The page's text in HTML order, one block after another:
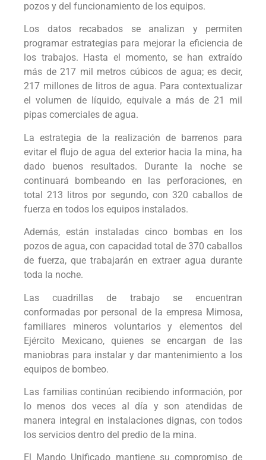
pozos y del funcionamiento de los equipos.
Los datos recabados se analizan y permiten
programar estrategias para mejorar la eficiencia de
los trabajos. Hasta el momento, se han extraído
más de 217 mil metros cúbicos de agua; es decir,
217 millones de litros de agua. Para contextualizar
el volumen de líquido, equivale a más de 21 mil
pipas comerciales de agua.
La estrategia de la realización de barrenos para
evitar el flujo de agua del exterior hacia la mina, ha
dado buenos resultados. Durante la noche se
continuará bombeando en las perforaciones, en
total 213 litros por segundo, con 320 caballos de
fuerza en todos los equipos instalados.
Además, están instaladas cinco bombas en los
pozos de agua, con capacidad total de 370 caballos
de fuerza, que trabajarán en extraer agua durante
toda la noche.
Las cuadrillas de trabajo se encuentran
conformadas por personal de la empresa Mimosa,
familiares mineros voluntarios y elementos del
Ejército Mexicano, quienes se encargan de las
maniobras para instalar y dar mantenimiento a los
equipos de bombeo.
Las familias continúan recibiendo información, por
lo menos dos veces al día y son atendidas de
manera integral en instalaciones dignas, con todos
los servicios dentro del predio de la mina.
El Mando Unificado mantiene su compromiso de